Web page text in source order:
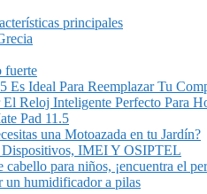
principales
fuerte
Es Ideal Para Reemplazar Tu
Reloj Inteligente Perfecto Para
Pad 11.5
una Motoazada en tu Jardín?
Dispositivos, IMEI Y OSIPTEL
cabello para niños, ¡encuentra el
un humidificador a pilas